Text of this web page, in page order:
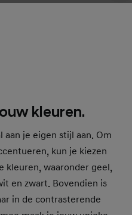
kleuren.
aan je eigen stijl aan. Om
kun je kiezen
kleuren, waaronder geel,
en zwart. Bovendien is
in de contrasterende